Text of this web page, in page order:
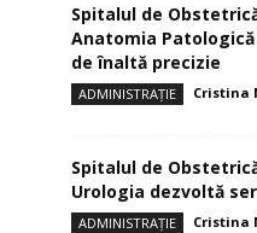
Spitalul de
Anatomia
de înaltă precizie
ADMINISTRAȚIE Cristina
Spitalul de
Urologia dezvoltă
ADMINISTRAȚIE Cristina